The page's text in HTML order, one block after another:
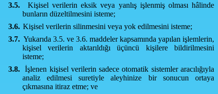
3.5.
Kişisel verilerin eksik veya yanlış işlenmiş olması hâlinde
bunların düzeltilmesini isteme;
3.6. Kişisel verilerin silinmesini veya yok edilmesini isteme;
3.7. Yukarıda 3.5. ve 3.6. maddeler kapsamında yapılan işlemlerin,
kişisel verilerin aktarıldığı üçüncü kişilere bildirilmesini
isteme;
3.8.
İşlenen kişisel verilerin sadece otomatik sistemler aracılığıyla
analiz edilmesi suretiyle aleyhinize bir sonucun ortaya
çıkmasına itiraz etme; ve